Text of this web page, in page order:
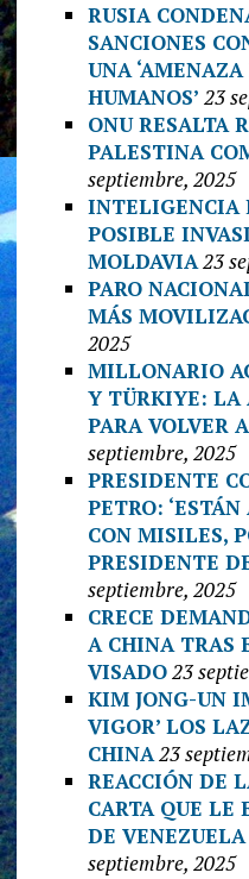
RUSIA
SANCIONES
UNA
HUMANOS’ 23
ONU RESALTA
PALESTINA
septiembre, 2025
INTELIGENCIA
POSIBLE
MOLDAVIA23
PARO
MÁS
2025
MILLONARIO
Y TÜRKIYE: LA
PARA VOLVER
septiembre, 2025
PRESIDENTE
PETRO:
CON MISILES,
PRESIDENTE
septiembre, 2025
CRECE
A CHINA TRAS
VISADO23
KIM JONG-UN
VIGOR’ LOS
CHINA23
REACCIÓN DE
CARTA QUE LE
DE
septiembre, 2025